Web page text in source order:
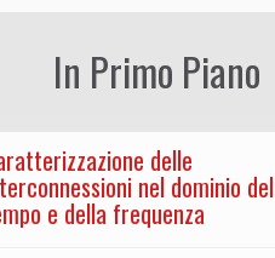
In Primo Piano
delle
nel dominio del
e della frequenza